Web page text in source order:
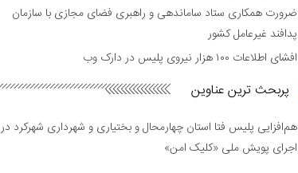
ضرورت همکاری ستاد ساماندهی و راهبری فضای مجازی با سازمان
پدافند غیرعامل کشور
افشای اطلاعات ۱۰۰ هزار نیروی پلیس در دارک وب
پربحث ترین عناوین
هم‌افزایی پلیس فتا استان چهارمحال و بختیاری و شهرداری شهرکرد در
اجرای پویش ملی «کلیک امن»